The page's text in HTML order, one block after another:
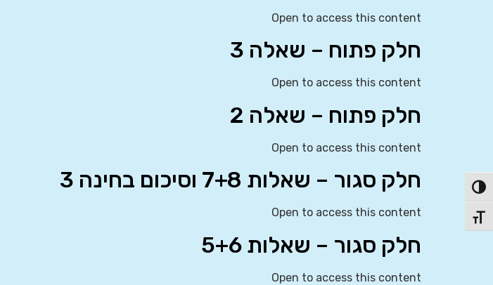
הפעל/כבה ניגודיות גבוהה
מתג גודל גופן
Open to access this content
חלק פתוח – שאלה 3
Open to access this content
חלק פתוח – שאלה 2
Open to access this content
חלק סגור – שאלות 7+8 וסיכום בחינה 3
Open to access this content
חלק סגור – שאלות 5+6
Open to access this content